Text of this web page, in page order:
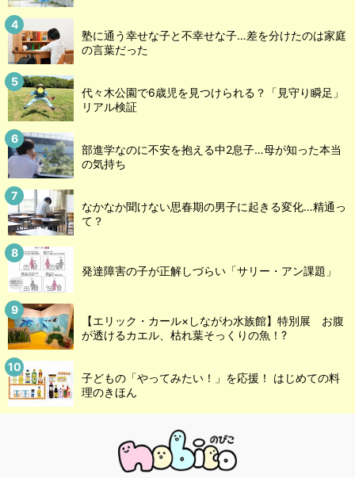
塾に通う幸せな子と不幸せな子…差を分けたのは家庭
の言葉だった
代々木公園で6歳児を見つけられる？「見守り瞬足」
リアル検証
部進学なのに不安を抱える中2息子…母が知った本当
の気持ち
なかなか聞けない思春期の男子に起きる変化…精通っ
て？
発達障害の子が正解しづらい「サリー・アン課題」
【エリック・カール×しながわ水族館】特別展 お腹
が透けるカエル、枯れ葉そっくりの魚！?
子どもの「やってみたい！」を応援！ はじめての料
理のきほん